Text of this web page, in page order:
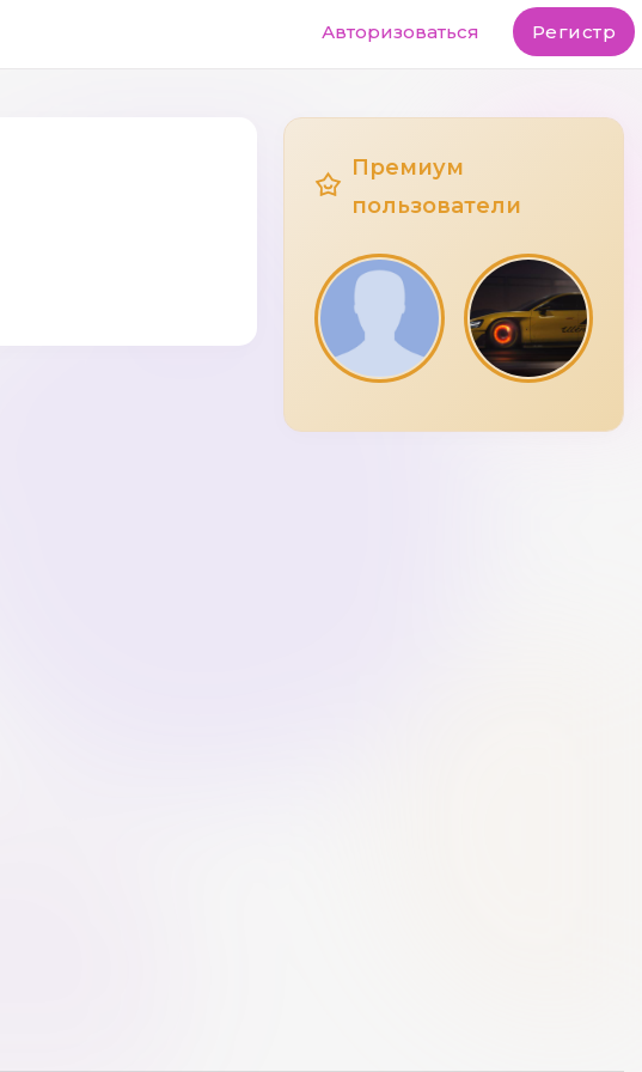
Авторизоваться Регистр
Премиум
пользователи